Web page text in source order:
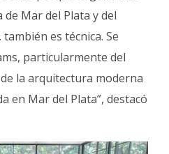
Mar del Plata y del
es técnica. Se
particularmente del
la arquitectura moderna
en Mar del Plata”, destacó